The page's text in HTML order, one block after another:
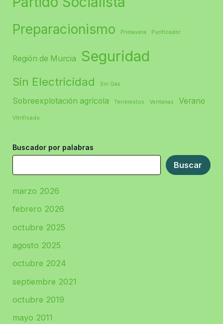
Preparacionismo Primavera Purificador
Región de Murcia Seguridad
Sin Electricidad Sin Gas
Sobreexplotación agrícola Terremotos Ventanas Verano
Vitrificado
Buscador por palabras
Buscar
marzo 2026
febrero 2026
octubre 2025
agosto 2025
octubre 2024
septiembre 2021
octubre 2019
mayo 2011